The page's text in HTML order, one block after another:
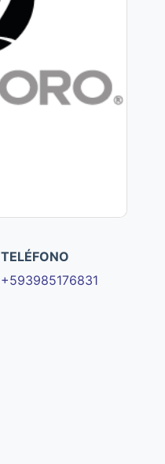
TELÉFONO
+593985176831